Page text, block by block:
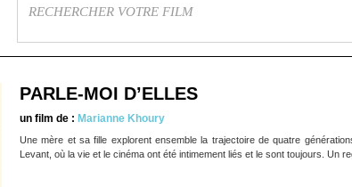
PARLE-MOI D’ELLES
un film de : Marianne Khoury
Une mère et sa fille explorent ensemble la trajectoire de quatre
Levant, où la vie et le cinéma ont été intimement liés et le sont toujours. Un